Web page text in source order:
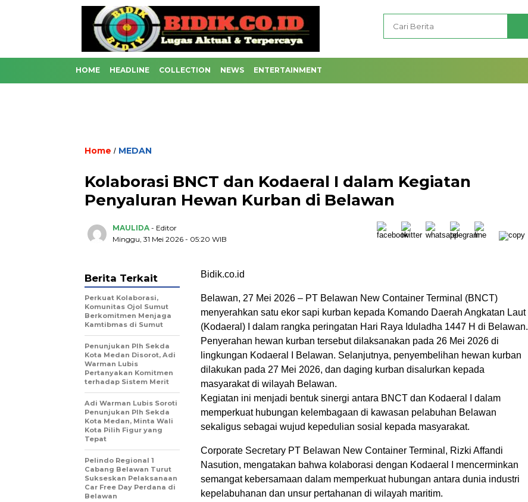
HOME HEADLINE COLLECTION NEWS ENTERTAINMENT
Home / MEDAN
Kolaborasi BNCT dan Kodaeral I dalam Kegiatan
Penyaluran Hewan Kurban di Belawan
MAULIDA - Editor
Minggu, 31 Mei 2026 - 05:20 WIB
Bidik.co.id
Belawan, 27 Mei 2026 – PT Belawan New Container Terminal (BNCT)
menyerahkan satu ekor sapi kurban kepada Komando Daerah Angkatan Laut
(Kodaeral) I dalam rangka peringatan Hari Raya Iduladha 1447 H di Belawan.
Penyerahan hewan kurban tersebut dilaksanakan pada 26 Mei 2026 di
lingkungan Kodaeral I Belawan. Selanjutnya, penyembelihan hewan kurban
dilakukan pada 27 Mei 2026, dan daging kurban disalurkan kepada
masyarakat di wilayah Belawan.
Kegiatan ini menjadi bentuk sinergi antara BNCT dan Kodaeral I dalam
memperkuat hubungan kelembagaan di kawasan pelabuhan Belawan
sekaligus sebagai wujud kepedulian sosial kepada masyarakat.
Corporate Secretary PT Belawan New Container Terminal, Rizki Affandi
Nasution, mengatakan bahwa kolaborasi dengan Kodaeral I mencerminkan
semangat kebersamaan dalam memperkuat hubungan antara dunia industri
kepelabuhanan dan unsur pertahanan di wilayah maritim.
Berita Terkait
Perkuat Kolaborasi,
Komunitas Ojol Sumut
Berkomitmen Menjaga
Kamtibmas di Sumut
Penunjukan Plh Sekda
Kota Medan Disorot, Adi
Warman Lubis
Pertanyakan Komitmen
terhadap Sistem Merit
Adi Warman Lubis Soroti
Penunjukan Plh Sekda
Kota Medan, Minta Wali
Kota Pilih Figur yang
Tepat
Pelindo Regional 1
Cabang Belawan Turut
Sukseskan Pelaksanaan
Car Free Day Perdana di
Belawan